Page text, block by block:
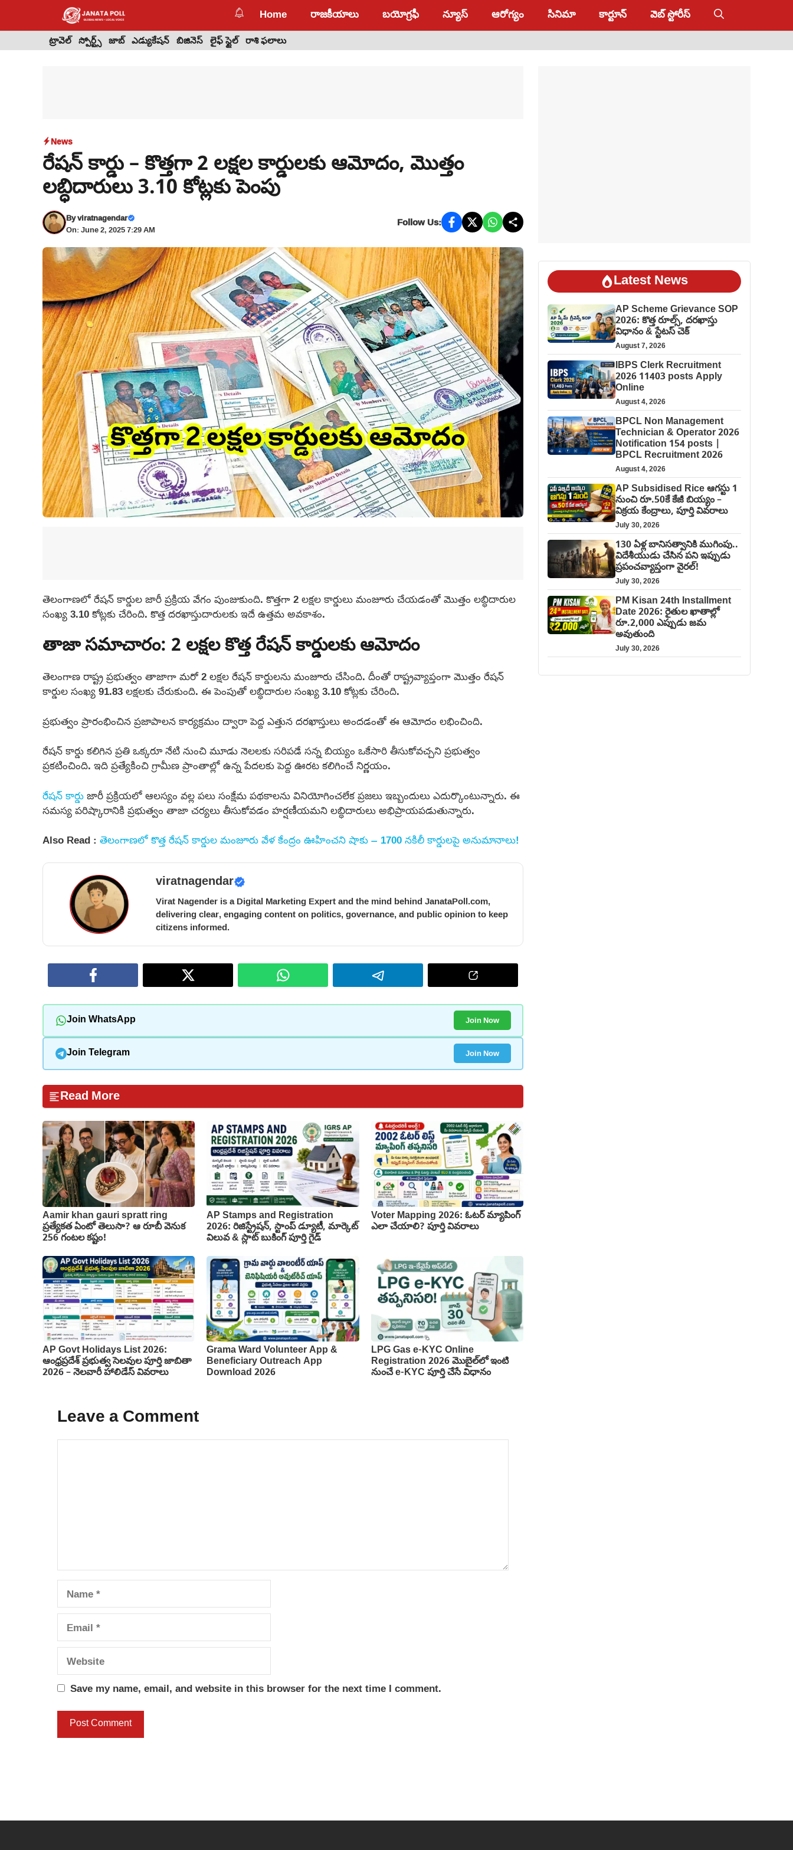
content
Home రాజకీయాలు బయోగ్రఫీ న్యూస్ ఆరోగ్యం సినిమా కార్టూన్ వెబ్ స్టోరీస్
ట్రావెల్ స్పోర్ట్స్ జాబ్ ఎడ్యుకేషన్ బిజినెస్ లైఫ్ స్టైల్ రాశి ఫలాలు
News
రేషన్ కార్డు – కొత్తగా 2 లక్షల కార్డులకు ఆమోదం, మొత్తం
లబ్ధిదారులు 3.10 కోట్లకు పెంపు
Byviratnagendar
On: June 2, 2025 7:29 AM
Follow Us:
తెలంగాణలో రేషన్ కార్డుల జారీ ప్రక్రియ వేగం పుంజుకుంది. కొత్తగా 2 లక్షల కార్డులు మంజూరు చేయడంతో మొత్తం లబ్ధిదారుల
సంఖ్య 3.10 కోట్లకు చేరింది. కొత్త దరఖాస్తుదారులకు ఇదే ఉత్తమ అవకాశం.
తాజా సమాచారం: 2 లక్షల కొత్త రేషన్ కార్డులకు ఆమోదం
తెలంగాణ రాష్ట్ర ప్రభుత్వం తాజాగా మరో 2 లక్షల రేషన్ కార్డులను మంజూరు చేసింది. దీంతో రాష్ట్రవ్యాప్తంగా మొత్తం రేషన్
కార్డుల సంఖ్య 91.83 లక్షలకు చేరుకుంది. ఈ పెంపుతో లబ్ధిదారుల సంఖ్య 3.10 కోట్లకు చేరింది.
ప్రభుత్వం ప్రారంభించిన ప్రజాపాలన కార్యక్రమం ద్వారా పెద్ద ఎత్తున దరఖాస్తులు అందడంతో ఈ ఆమోదం లభించింది.
రేషన్ కార్డు కలిగిన ప్రతి ఒక్కరూ నేటి నుంచి మూడు నెలలకు సరిపడే సన్న బియ్యం ఒకేసారి తీసుకోవచ్చని ప్రభుత్వం
ప్రకటించింది. ఇది ప్రత్యేకించి గ్రామీణ ప్రాంతాల్లో ఉన్న పేదలకు పెద్ద ఊరట కలిగించే నిర్ణయం.
రేషన్ కార్డుజారీ ప్రక్రియలో ఆలస్యం వల్ల పలు సంక్షేమ పథకాలను వినియోగించలేక ప్రజలు ఇబ్బందులు ఎదుర్కొంటున్నారు. ఈ
సమస్య పరిష్కారానికి ప్రభుత్వం తాజా చర్యలు తీసుకోవడం హర్షణీయమని లబ్ధిదారులు అభిప్రాయపడుతున్నారు.
Also Read : తెలంగాణలో కొత్త రేషన్ కార్డుల మంజూరు వేళ కేంద్రం ఊహించని షాకు – 1700 నకిలీ కార్డులపై అనుమానాలు!
viratnagendar
Virat Nagender is a Digital Marketing Expert and the mind behind JanataPoll.com,
delivering clear, engaging content on politics, governance, and public opinion to keep
citizens informed.
Join WhatsApp Join Now
Join Telegram Join Now
Read More
Aamir khan gauri spratt ring
ప్రత్యేకత ఏంటో తెలుసా? ఆ రూబీ వెనుక
256 గంటల కష్టం!
AP Stamps and Registration
2026: రిజిస్ట్రేషన్, స్టాంప్ డ్యూటీ, మార్కెట్
విలువ & స్లాట్ బుకింగ్ పూర్తి గైడ్
Voter Mapping 2026: ఓటర్ మ్యాపింగ్
ఎలా చేయాలి? పూర్తి వివరాలు
AP Govt Holidays List 2026:
ఆంధ్రప్రదేశ్ ప్రభుత్వ సెలవుల పూర్తి జాబితా
2026 – నెలవారీ హాలిడేస్ వివరాలు
Grama Ward Volunteer App &
Beneficiary Outreach App
Download 2026
LPG Gas e-KYC Online
Registration 2026 మొబైల్‌లో ఇంటి
నుంచే e-KYC పూర్తి చేసే విధానం
Leave a Comment
Comment
Name
Email
Website
Save my name, email, and website in this browser for the next time I comment.
Latest News
AP Scheme Grievance SOP
2026: కొత్త రూల్స్, దరఖాస్తు
విధానం & స్టేటస్ చెక్
August 7, 2026
IBPS Clerk Recruitment
2026 11403 posts Apply
Online
August 4, 2026
BPCL Non Management
Technician & Operator 2026
Notification 154 posts |
BPCL Recruitment 2026
August 4, 2026
AP Subsidised Rice ఆగస్టు 1
నుంచి రూ.50కే కేజీ బియ్యం –
విక్రయ కేంద్రాలు, పూర్తి వివరాలు
July 30, 2026
130 ఏళ్ల బానిసత్వానికి ముగింపు..
విదేశీయుడు చేసిన పని ఇప్పుడు
ప్రపంచవ్యాప్తంగా వైరల్!
July 30, 2026
PM Kisan 24th Installment
Date 2026: రైతుల ఖాతాల్లో
రూ.2,000 ఎప్పుడు జమ
అవుతుంది
July 30, 2026